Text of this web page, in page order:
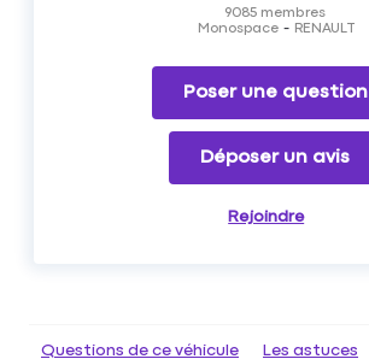
Monospace RENAULT
9085 membres
Poser une question
Déposer un avis
Rejoindre
Questions de ce véhicule Les astuces